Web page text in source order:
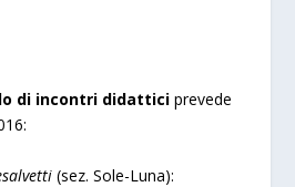
di incontri didattici prevede
(sez. Sole-Luna):